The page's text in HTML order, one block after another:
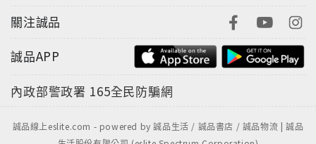
關注誠品
誠品APP
內政部警政署 165全民防騙網
誠品線上eslite.com - powered by 誠品生活 / 誠品書店 / 誠品物流 | 誠品